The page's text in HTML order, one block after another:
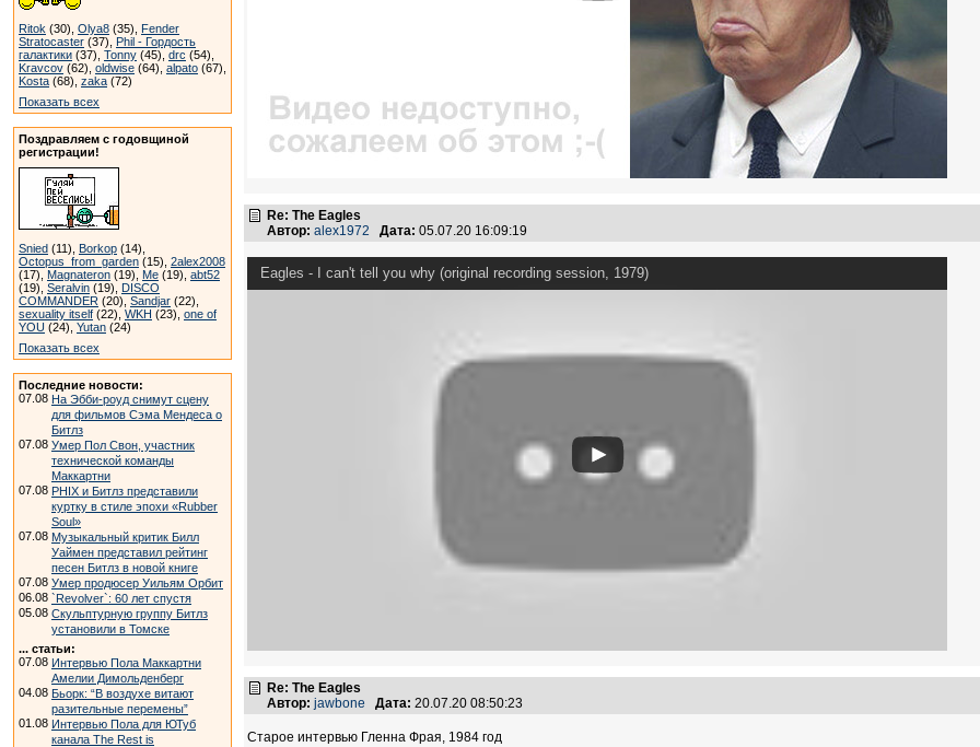
Ritok (30), Olya8 (35), Fender
Stratocaster (37), Phil - Гордость
галактики (37), Tonny (45), drc (54),
Kravcov (62), oldwise (64), alpato (67),
Kosta (68), zaka (72)
Показать всех
Поздравляем с годовщиной
регистрации!
Snied (11), Borkop (14),
Octopus_from_garden (15), 2alex2008
(17), Magnateron (19), Me (19), abt52
(19), Seralvin (19), DISCO
COMMANDER (20), Sandjar (22),
sexuality itself (22), WKH (23), one of
YOU (24), Yutan (24)
Показать всех
Последние новости:
07.08 На Эбби-роуд снимут сцену
для фильмов Сэма Мендеса о
Битлз
07.08 Умер Пол Свон, участник
технической команды
Маккартни
07.08 PHIX и Битлз представили
куртку в стиле эпохи «Rubber
Soul»
07.08 Музыкальный критик Билл
Уаймен представил рейтинг
песен Битлз в новой книге
07.08 Умер продюсер Уильям Орбит
06.08 `Revolver`: 60 лет спустя
05.08 Скульптурную группу Битлз
установили в Томске
... статьи:
07.08 Интервью Пола Маккартни
Амелии Димольденберг
04.08 Бьорк: “В воздухе витают
разительные перемены”
01.08 Интервью Пола для ЮТуб
канала The Rest is
Re: The Eagles
Автор: alex1972 Дата: 05.07.20 16:09:19
Eagles - I can't tell you why (original recording session, 1979)
Re: The Eagles
Автор: jawbone Дата: 20.07.20 08:50:23
Старое интервью Гленна Фрая, 1984 год